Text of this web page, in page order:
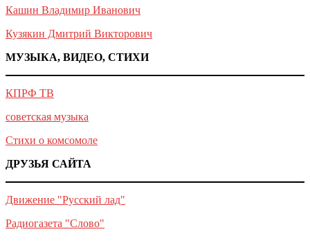
Кашин Владимир Иванович
Кузякин Дмитрий Викторович
МУЗЫКА, ВИДЕО, СТИХИ
КПРФ ТВ
советская музыка
Стихи о комсомоле
ДРУЗЬЯ САЙТА
Движение "Русский лад"
Радиогазета "Слово"